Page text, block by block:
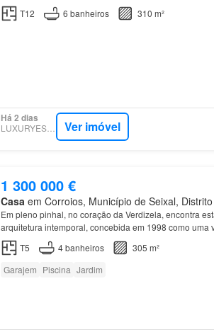
T12
6 banheiros 310 m²
Há 2 dias
LUXURYESTATE Ver imóvel
1 300 000 €
Casa em Corroios, Município de Seixal,
Em pleno pinhal, no coração da Verdizela, encontra
arquitetura intemporal, concebida em 1998 como uma
principal, reservando o piso superior para momentos
T5 4banheiros
305 m²
Garajem Piscina Jardim